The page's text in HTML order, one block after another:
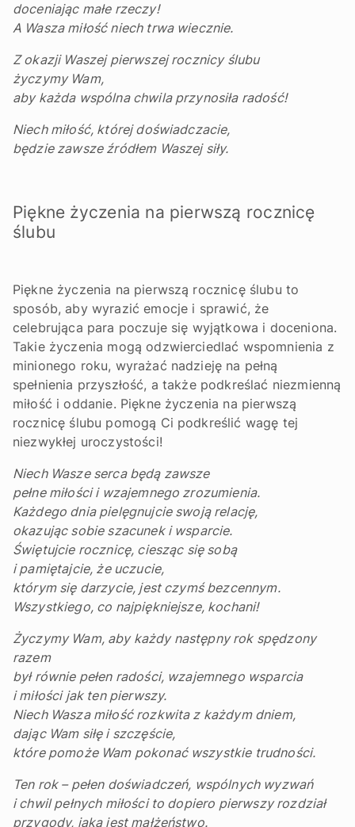
doceniając małe rzeczy!
A Wasza miłość niech trwa wiecznie.
Z okazji Waszej pierwszej rocznicy ślubu
życzymy Wam,
aby każda wspólna chwila przynosiła radość!
Niech miłość, której doświadczacie,
będzie zawsze źródłem Waszej siły.
Piękne życzenia na pierwszą rocznicę
ślubu
Piękne życzenia na pierwszą rocznicę ślubu to
sposób, aby wyrazić emocje i sprawić, że
celebrująca para poczuje się wyjątkowa i doceniona.
Takie życzenia mogą odzwierciedlać wspomnienia z
minionego roku, wyrażać nadzieję na pełną
spełnienia przyszłość, a także podkreślać niezmienną
miłość i oddanie. Piękne życzenia na pierwszą
rocznicę ślubu pomogą Ci podkreślić wagę tej
niezwykłej uroczystości!
Niech Wasze serca będą zawsze
pełne miłości i wzajemnego zrozumienia.
Każdego dnia pielęgnujcie swoją relację,
okazując sobie szacunek i wsparcie.
Świętujcie rocznicę, ciesząc się sobą
i pamiętajcie, że uczucie,
którym się darzycie, jest czymś bezcennym.
Wszystkiego, co najpiękniejsze, kochani!
Życzymy Wam, aby każdy następny rok spędzony
razem
był równie pełen radości, wzajemnego wsparcia
i miłości jak ten pierwszy.
Niech Wasza miłość rozkwita z każdym dniem,
dając Wam siłę i szczęście,
które pomoże Wam pokonać wszystkie trudności.
Ten rok – pełen doświadczeń, wspólnych wyzwań
i chwil pełnych miłości to dopiero pierwszy rozdział
przygody, jaką jest małżeństwo.